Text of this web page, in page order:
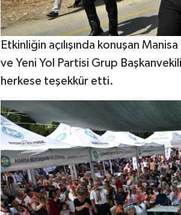
Etkinliğin açılışında konuşan
ve Yeni Yol Partisi Grup
herkese teşekkür etti.